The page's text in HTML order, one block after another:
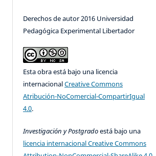
Derechos de autor 2016 Universidad
Pedagógica Experimental Libertador
Esta obra está bajo una licencia
internacionalCreative Commons
Atribución-NoComercial-CompartirIgual
4.0.
Investigación y Postgradoestá bajo una
licencia internacional Creative Commons